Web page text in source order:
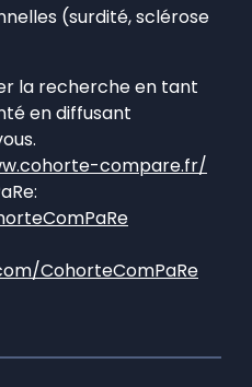
(surdité, sclérose
la recherche en tant
en diffusant
compare.fr/
CohorteComPaRe